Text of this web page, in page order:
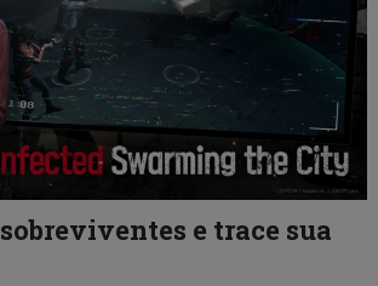
e trace sua